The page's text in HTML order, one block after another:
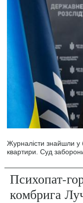
Журналісти знайшли у
квартири. Суд
Психопат-
комбрига